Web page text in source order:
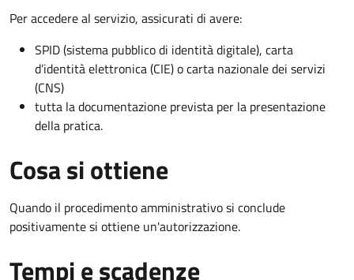
Per accedere al servizio, assicurati di avere:
SPID (sistema pubblico di identità digitale), carta
d’identità elettronica (CIE) o carta nazionale dei servizi
(CNS)
tutta la documentazione prevista per la presentazione
della pratica.
Cosa si ottiene
Quando il procedimento amministrativo si conclude
positivamente si ottiene un'autorizzazione.
Tempi e scadenze